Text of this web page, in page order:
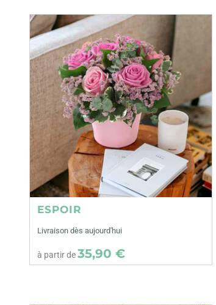
ESPOIR
Livraison dès aujourd'hui
à partir de35,90 €